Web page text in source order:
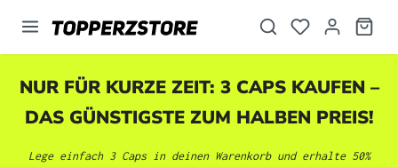
springen
NUR FÜR KURZE ZEIT: 3 CAPS KAUFEN –
DAS GÜNSTIGSTE ZUM HALBEN PREIS!
Lege einfach 3 Caps in deinen Warenkorb und erhalte 50%